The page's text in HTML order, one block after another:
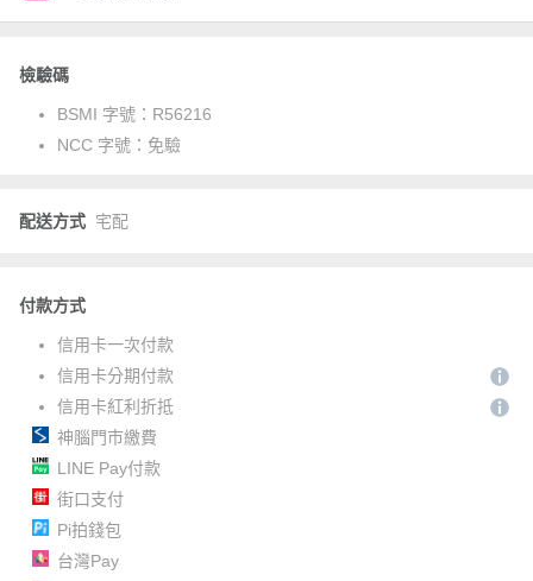
檢驗碼
BSMI 字號： R56216
NCC 字號： 免驗
配送方式 宅配
付款方式
信用卡一次付款
信用卡分期付款
信用卡紅利折抵
神腦門市繳費
LINE Pay付款
街口支付
Pi拍錢包
台灣Pay